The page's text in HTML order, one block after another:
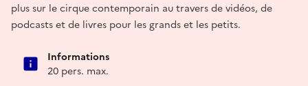
plus sur le cirque contemporain au travers de vidéos, de
podcasts et de livres pour les grands et les petits.
Informations
20 pers. max.